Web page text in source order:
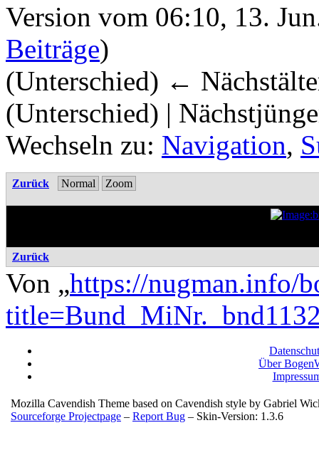
Version vom 06:10, 13.
Beiträge)
(Unterschied) ←
(Unterschied) |
Wechseln zu: Navigation,
Zurück Normal Zoom
Zurück
Von „https://nugman.info/
Über
Mozilla Cavendish Theme based on Cavendish style by Gabriel
Sourceforge Projectpage – Report Bug – Skin-Version: 1.3.6